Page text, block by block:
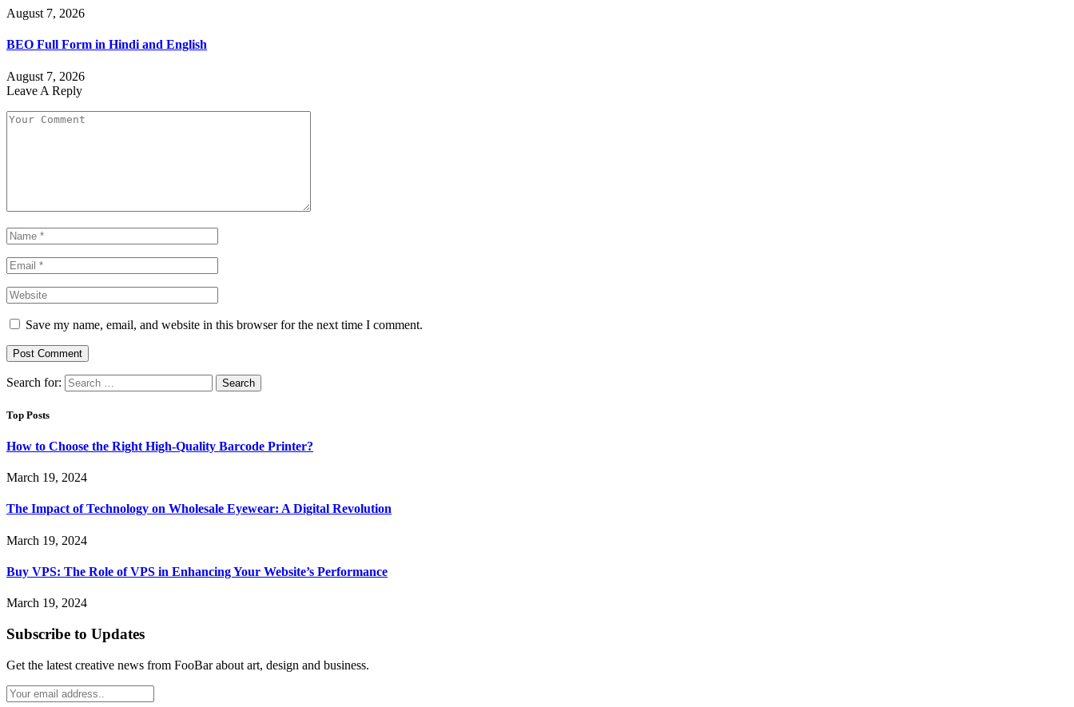
August 7, 2026
BEO Full Form in Hindi and English
August 7, 2026
Leave A Reply
Save my name, email, and website in this browser for the next time I comment.
Search for:
Top Posts
How to Choose the Right High-Quality Barcode Printer?
March 19, 2024
The Impact of Technology on Wholesale Eyewear: A Digital Revolution
March 19, 2024
Buy VPS: The Role of VPS in Enhancing Your Website’s Performance
March 19, 2024
Subscribe to Updates
Get the latest creative news from FooBar about art, design and business.